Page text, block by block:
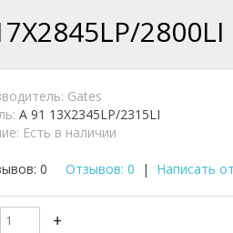
2800LI
Gates
A 91 13X2345LP/2315LI
Есть в наличии
Отзывов: 0 | Написать